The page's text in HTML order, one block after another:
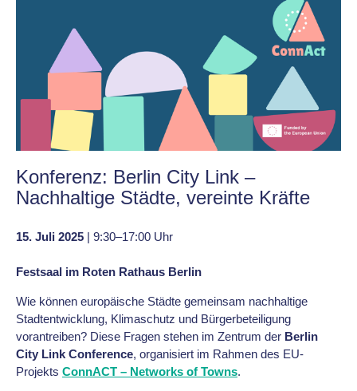
Konferenz: Berlin City Link –
Nachhaltige Städte, vereinte Kräfte
15. Juli 2025 | 9:30–17:00 Uhr
Festsaal im Roten Rathaus Berlin
Wie können europäische Städte gemeinsam nachhaltige
Stadtentwicklung, Klimaschutz und Bürgerbeteiligung
vorantreiben? Diese Fragen stehen im Zentrum der Berlin
City Link Conference, organisiert im Rahmen des EU-
Projekts ConnACT – Networks of Towns.